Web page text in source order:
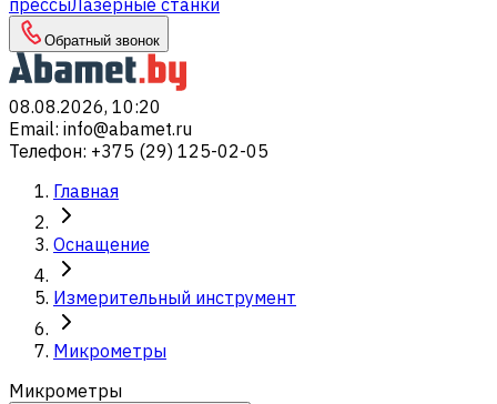
прессыЛазерные станки
Обратный звонок
08.08.2026, 10:20
Email: info@abamet.ru
Телефон: +375 (29) 125-02-05
Главная
Оснащение
Измерительный инструмент
Микрометры
Микрометры